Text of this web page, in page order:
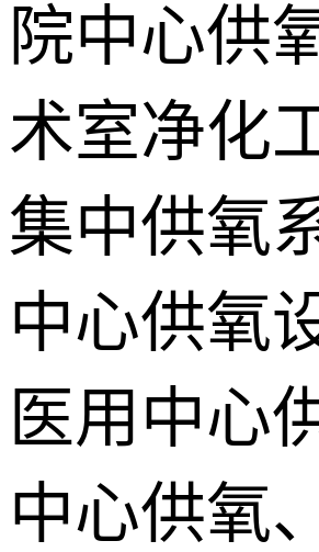
院中心供
术室净化
集中供氧
中心供氧
医用中心
中心供氧